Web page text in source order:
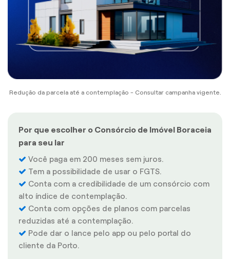
Redução da parcela até a contemplação - Consultar campanha vigente.
Por que escolher o Consórcio de Imóvel Boraceia
para seu lar
Você paga em 200 meses sem juros.
Tem a possibilidade de usar o FGTS.
Conta com a credibilidade de um consórcio com
alto índice de contemplação.
Conta com opções de planos com parcelas
reduzidas até a contemplação.
Pode dar o lance pelo app ou pelo portal do
cliente da Porto.